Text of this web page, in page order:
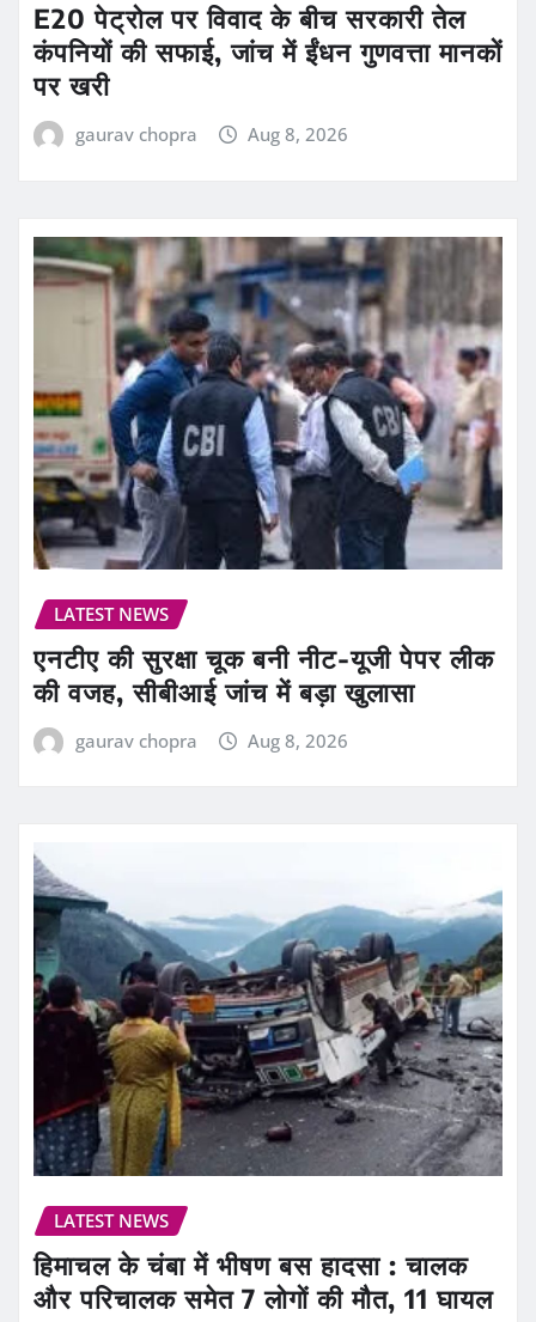
E20 पेट्रोल पर विवाद के बीच सरकारी तेल
कंपनियों की सफाई, जांच में ईंधन गुणवत्ता मानकों
पर खरी
gaurav chopra Aug 8, 2026
LATEST NEWS
एनटीए की सुरक्षा चूक बनी नीट-यूजी पेपर लीक
की वजह, सीबीआई जांच में बड़ा खुलासा
gaurav chopra Aug 8, 2026
LATEST NEWS
हिमाचल के चंबा में भीषण बस हादसा : चालक
और परिचालक समेत 7 लोगों की मौत, 11 घायल